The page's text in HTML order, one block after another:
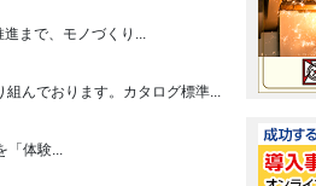
まで、モノづくり...
んでおります。カタログ標準...
「体験...